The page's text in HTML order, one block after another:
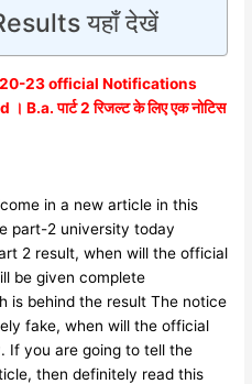
यहाँ देखें
23 official Notifications
पार्ट 2 रिजल्ट के लिए एक नोटिस
in a new article in this
part-2 university today
2 result, when will the official
be given complete
is behind the result The notice
fake, when will the official
If you are going to tell the
then definitely read this